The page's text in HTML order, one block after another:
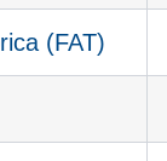
(FAT)